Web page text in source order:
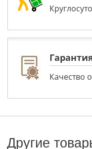
Качество
Другие